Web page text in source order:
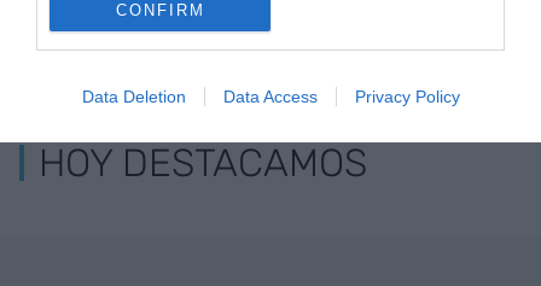
CONFIRM
Data Deletion Data Access Privacy Policy
LOS MÁS LEÍDOS
HOY DESTACAMOS